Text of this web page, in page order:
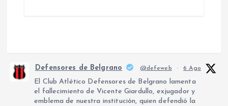
Defensores de Belgrano @defeweb · 6 Ago
El Club Atlético Defensores de Belgrano lamenta
el fallecimiento de Vicente Giardullo, exjugador y
emblema de nuestra institución, quien defendió la